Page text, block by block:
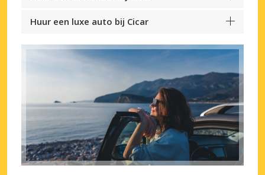
Huur een luxe auto bij Cicar